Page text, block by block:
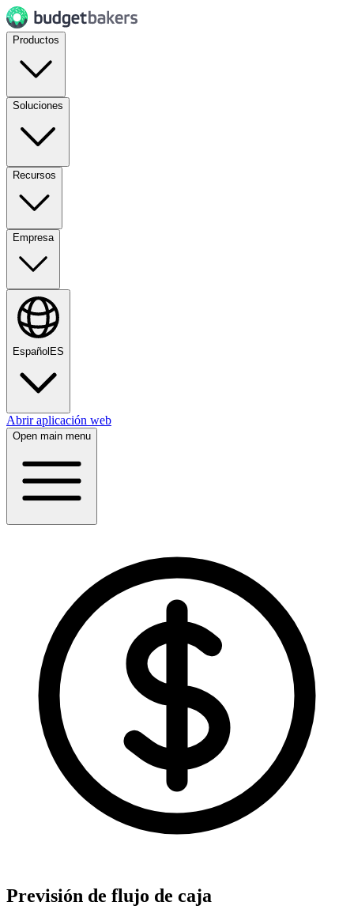
Productos
Soluciones
Recursos
Empresa
Español ES
Abrir aplicación web
Open main menu
Previsión de flujo de caja